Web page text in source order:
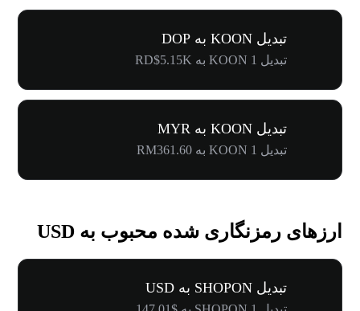
تبدیل KOON به DOP
تبدیل 1 KOON به RD$5.15K
تبدیل KOON به MYR
تبدیل 1 KOON به RM361.60
ارزهای رمزنگاری شده محبوب به USD
تبدیل SHOPON به USD